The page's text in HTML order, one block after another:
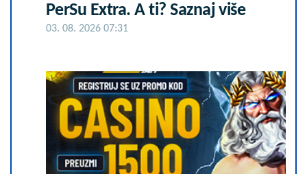
PerSu Extra. A ti? Saznaj više
03. 08. 2026 07:31